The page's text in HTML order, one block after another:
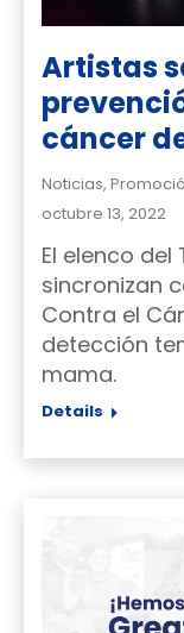
Artistas
cáncer
Noticias,
octubre 13, 2022
El elenco
sincronizan
Contra el
detección
mama.
Details